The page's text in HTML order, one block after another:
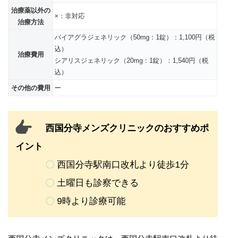
治療薬以外の
治療方法
×：非対応
治療費用
バイアグラジェネリック（50mg：1錠）：1,100円（税
込）
シアリスジェネリック（20mg：1錠）：1,540円（税
込）
その他の費用 ー
西国分寺メンズクリニックのおすすめポ
イント
〇 西国分寺駅南口改札より徒歩1分
〇 土曜日も診察できる
〇 9時より診療可能